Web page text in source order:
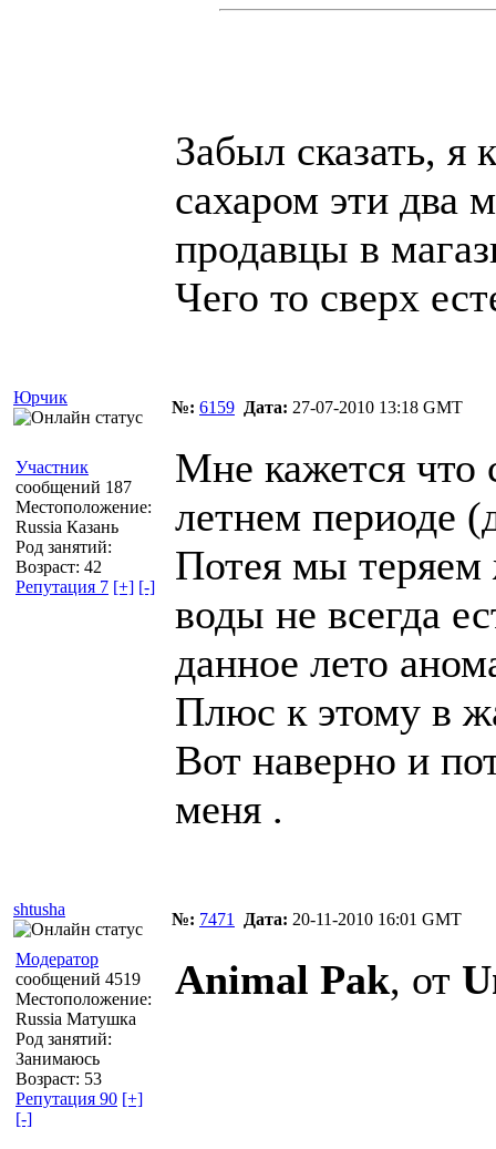
Забыл сказать, я
сахаром эти два
продавцы в
Чего то сверх
Юрчик
№: 6159 Дата: 27-07-2010 13:18 GMT
Участник
сообщений 187
Местоположение:
Russia Казань
Род занятий:
Возраст: 42
Репутация 7 [+] [-]
Мне кажется что
летнем периоде
Потея мы теряем
воды не всегда
данное лето
Плюс к этому в
Вот наверно и
меня .
shtusha
№: 7471 Дата: 20-11-2010 16:01 GMT
Модератор
сообщений 4519
Местоположение:
Russia Матушка
Род занятий:
Занимаюсь
Возраст: 53
Репутация 90 [+]
[-]
Animal Pak, от